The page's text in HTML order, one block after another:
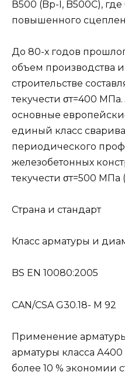
В500 (Bp-I, B500C),
повышенного
До 80-х годов
объем производства
строительстве
текучести σт=400
основные
единый класс
периодического
железобетонных
текучести σт=500 МПа
Страна и стандарт
Класс арматуры и
BS EN 10080:2005
CAN/CSA G30.18- М 92
Применение
арматуры класса
более 10 % экономии